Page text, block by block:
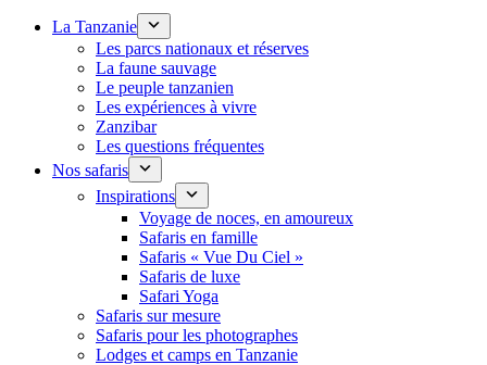
La Tanzanie
Les parcs nationaux et réserves
La faune sauvage
Le peuple tanzanien
Les expériences à vivre
Zanzibar
Les questions fréquentes
Nos safaris
Inspirations
Voyage de noces, en amoureux
Safaris en famille
Safaris « Vue Du Ciel »
Safaris de luxe
Safari Yoga
Safaris sur mesure
Safaris pour les photographes
Lodges et camps en Tanzanie